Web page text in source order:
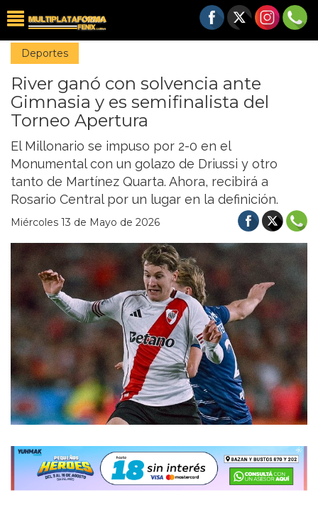
Deportes
River ganó con solvencia ante
Gimnasia y es semifinalista del
Torneo Apertura
El Millonario se impuso por 2-0 en el
Monumental con un golazo de Driussi y otro
tanto de Martínez Quarta. Ahora, recibirá a
Rosario Central por un lugar en la definición.
Miércoles 13 de Mayo de 2026